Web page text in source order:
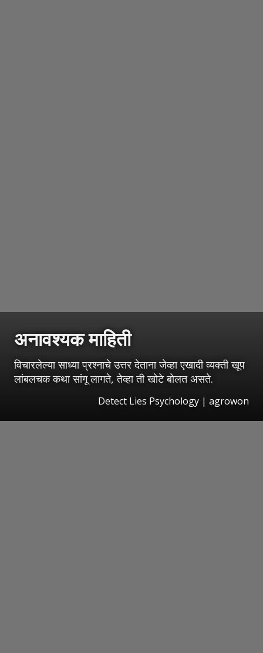
अनावश्यक माहिती
विचारलेल्या साध्या प्रश्नाचे उत्तर देताना जेव्हा एखादी व्यक्ती खूप
लांबलचक कथा सांगू लागते, तेव्हा ती खोटे बोलत असते.
Detect Lies Psychology | agrowon